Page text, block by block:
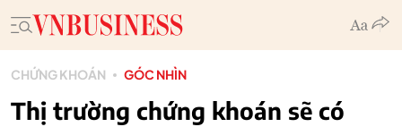
CHỨNG KHOÁN GÓC NHÌN
Thị trường chứng khoán sẽ có